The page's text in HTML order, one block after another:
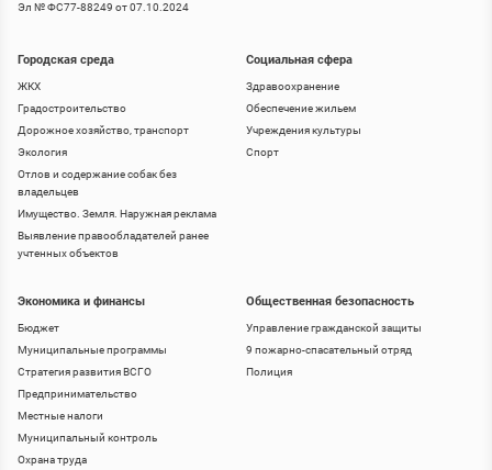
Эл № ФС77-88249 от 07.10.2024
Городская среда
ЖКХ
Градостроительство
Дорожное хозяйство, транспорт
Экология
Отлов и содержание собак без
владельцев
Имущество. Земля. Наружная реклама
Выявление правообладателей ранее
учтенных объектов
Социальная сфера
Здравоохранение
Обеспечение жильем
Учреждения культуры
Спорт
Экономика и финансы
Бюджет
Муниципальные программы
Стратегия развития ВСГО
Предпринимательство
Местные налоги
Муниципальный контроль
Охрана труда
Общественная безопасность
Управление гражданской защиты
9 пожарно-спасательный отряд
Полиция